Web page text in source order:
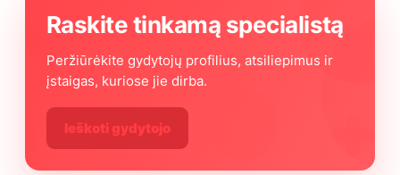
Raskite tinkamą specialistą
Peržiūrėkite gydytojų profilius, atsiliepimus ir
įstaigas, kuriose jie dirba.
Ieškoti gydytojo